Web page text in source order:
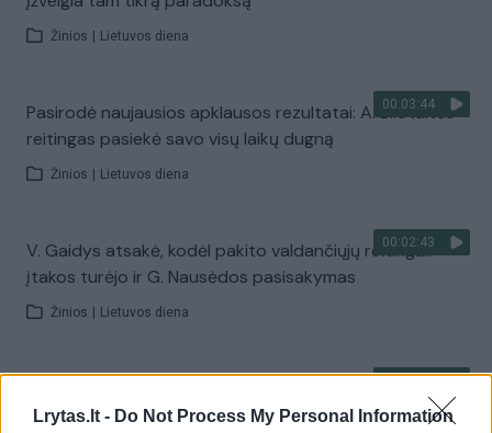
Lrytas.lt - Do Not Process My Personal Information
Žinios Lietuvos diena
00:03:44
Pasirodė naujausios apklausos rezultatai: A. Bilotaitės
reitingas pasiekė savo visų laikų dugną
Žinios Lietuvos diena
00:02:43
V. Gaidys atsakė, kodėl pakito valdančiųjų reitingai:
įtakos turėjo ir G. Nausėdos pasisakymas
Žinios Lietuvos diena
00:11:50
laikais žmonės dairosi normalių partijų